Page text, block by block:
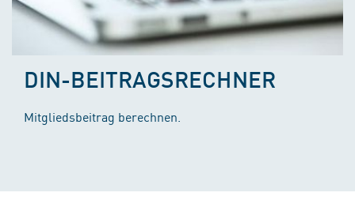
DIN-BEITRAGSRECHNER
Mitgliedsbeitrag berechnen.